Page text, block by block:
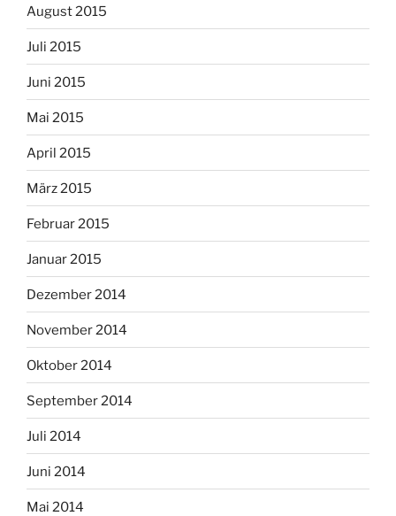
August 2015
Juli 2015
Juni 2015
Mai 2015
April 2015
März 2015
Februar 2015
Januar 2015
Dezember 2014
November 2014
Oktober 2014
September 2014
Juli 2014
Juni 2014
Mai 2014